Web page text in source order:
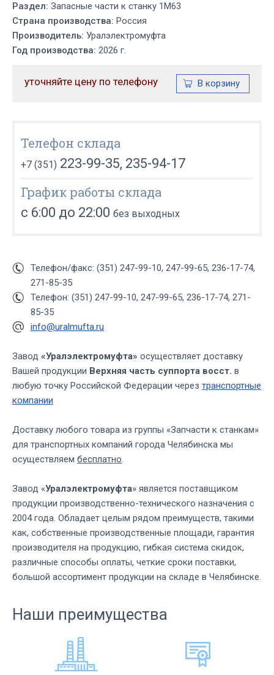
Раздел: Запасные части к станку 1М63
Страна производства: Россия
Производитель: Уралэлектромуфта
Год производства: 2026 г.
уточняйте цену по телефону
Телефон склада
+7 (351) 223-99-35, 235-94-17
График работы склада
с 6:00 до 22:00 без выходных
Телефон/факс: (351) 247-99-10, 247-99-65, 236-17-74,
271-85-35
Телефон: (351) 247-99-10, 247-99-65, 236-17-74, 271-
85-35
info@uralmufta.ru
Завод «Уралэлектромуфта» осуществляет доставку
Вашей продукции Верхняя часть суппорта восст. в
любую точку Российской Федерации через транспортные
компании
Доставку любого товара из группы «Запчасти к станкам»
для транспортных компаний города Челябинска мы
осуществляем бесплатно.
Завод «Уралэлектромуфта» является поставщиком
продукции производственно-технического назначения с
2004 года. Обладает целым рядом преимуществ, такими
как, собственные производственные площади, гарантия
производителя на продукцию, гибкая система скидок,
различные способы оплаты, четкие сроки поставки,
большой ассортимент продукции на складе в Челябинске.
Наши преимущества